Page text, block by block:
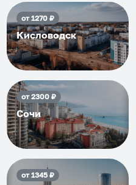
от1270₽
Кисловодск
от2300₽
Сочи
от1345₽